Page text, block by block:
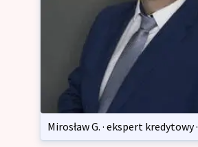
Mirosław G. · ekspert kredytowy ·